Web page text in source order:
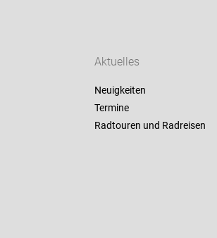
Aktuelles
Neuigkeiten
Termine
Radtouren und Radreisen